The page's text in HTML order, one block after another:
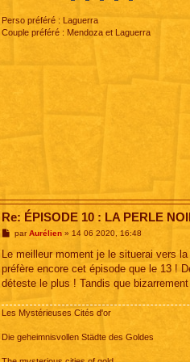
Perso préféré : Laguerra
Couple préféré : Mendoza et Laguerra
Re: ÉPISODE 10 : LA PERLE
M
s
a
g
parAurélien» 14 06 2020, 16:48
Le meilleur moment je le situerai vers
préfère encore cet épisode que le 13 !
déteste le plus ! Tandis que
Les Mystérieuses Cités d'or
Die geheimnisvollen Städte des Goldes